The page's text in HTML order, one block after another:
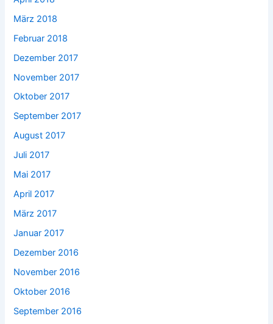
März 2018
Februar 2018
Dezember 2017
November 2017
Oktober 2017
September 2017
August 2017
Juli 2017
Mai 2017
April 2017
März 2017
Januar 2017
Dezember 2016
November 2016
Oktober 2016
September 2016